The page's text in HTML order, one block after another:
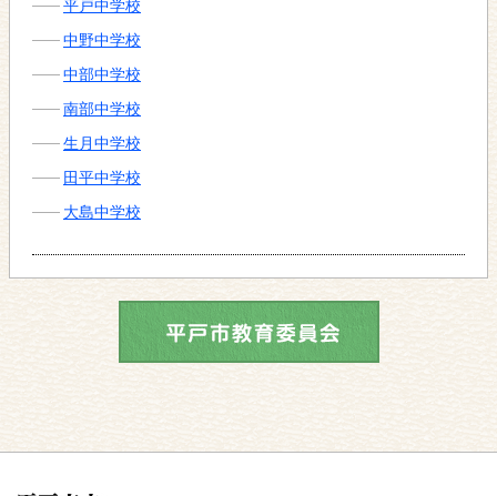
平戸中学校
中野中学校
中部中学校
南部中学校
生月中学校
田平中学校
大島中学校